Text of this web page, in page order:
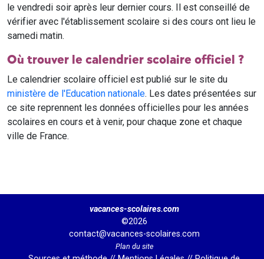
le vendredi soir après leur dernier cours. Il est conseillé de
vérifier avec l'établissement scolaire si des cours ont lieu le
samedi matin.
Où trouver le calendrier scolaire officiel ?
Le calendrier scolaire officiel est publié sur le site du
ministère de l'Education nationale. Les dates présentées sur
ce site reprennent les données officielles pour les années
scolaires en cours et à venir, pour chaque zone et chaque
ville de France.
vacances-scolaires.com
©2026
contact@vacances-scolaires.com
Plan du site